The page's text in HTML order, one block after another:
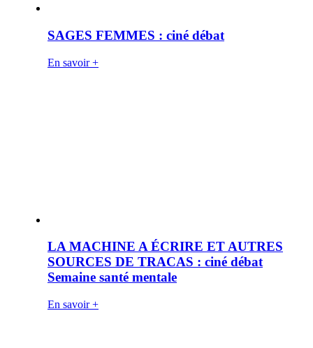
SAGES FEMMES : ciné débat
En savoir +
LA MACHINE A ÉCRIRE ET AUTRES
SOURCES DE TRACAS : ciné débat
Semaine santé mentale
En savoir +